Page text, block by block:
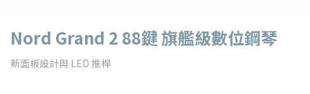
Nord Grand 2 88鍵 旗艦級數位鋼琴
新面板設計與 LED 推桿